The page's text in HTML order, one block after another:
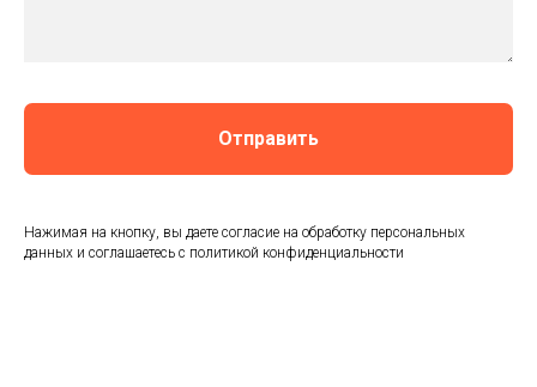
Отправить
Нажимая на кнопку, вы даете согласие на обработку персональных
данных и соглашаетесь c политикой конфиденциальности